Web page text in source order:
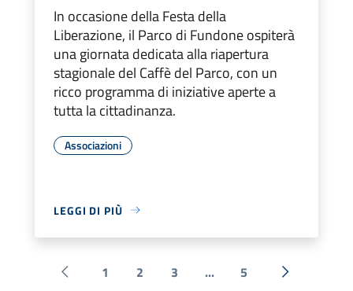
In occasione della Festa della
Liberazione, il Parco di Fundone ospiterà
una giornata dedicata alla riapertura
stagionale del Caffè del Parco, con un
ricco programma di iniziative aperte a
tutta la cittadinanza.
Associazioni
LEGGI DI PIÙ
Pagina precedente
1 2 3 ... 5 Successiva